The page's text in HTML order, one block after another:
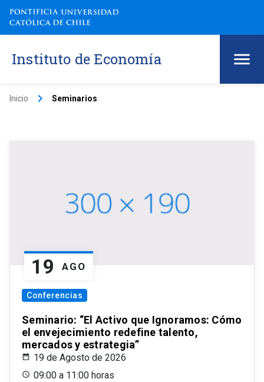
Instituto de Economía
Inicio keyboard_arrow_right Seminarios
19 AGO
Conferencias
Seminario: “El Activo que Ignoramos: Cómo
el envejecimiento redefine talento,
mercados y estrategia”
19 de Agosto de 2026
09:00 a 11:00 horas